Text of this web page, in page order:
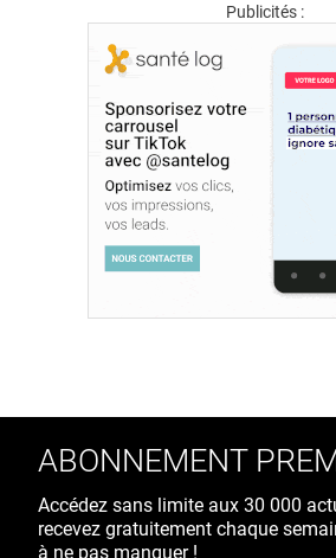
Publicités :
ABONNEMENT
Accédez sans limite aux 30 000
recevez gratuitement chaque
à ne pas manquer !